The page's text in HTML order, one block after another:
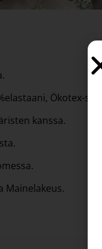
Ökotex-
kanssa.
Mainelakeus.